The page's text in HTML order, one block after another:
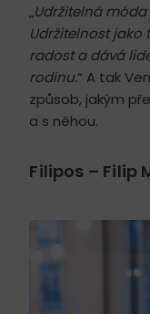
„Udržitelná
Udržitelnost jako
radost a dává
rodinu.“ A tak
způsob, jakým
a s něhou.
Filipos – Filip